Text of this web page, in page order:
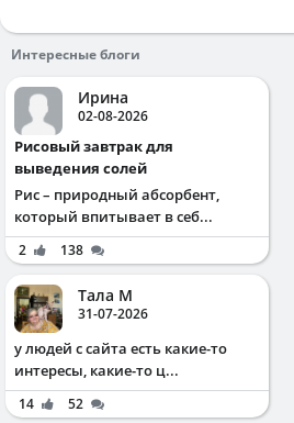
Интересные блоги
Ирина
02-08-2026
Рисовый завтрак для
выведения солей
Рис – природный абсорбент,
который впитывает в себ...
2 138
Тала М
31-07-2026
у людей с сайта есть какие-то
интересы, какие-то ц...
14 52